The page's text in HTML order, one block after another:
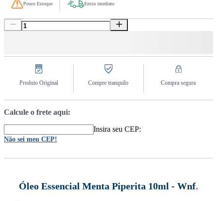
Pouco Estoque Envio imediato
Produto Original Compre tranquilo Compra segura
Calcule o frete aqui:
Insira seu CEP:
Não sei meu CEP!
Óleo Essencial Menta Piperita 10ml - Wnf.